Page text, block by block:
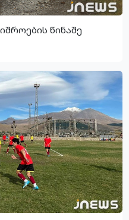
წინაშე